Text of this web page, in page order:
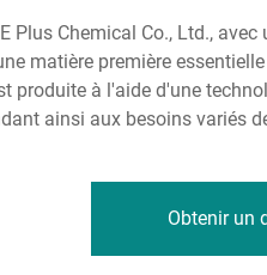
Plus Chemical Co., Ltd.,
matière première
produite à l'aide d'une
ainsi aux besoins variés
Obtenir un